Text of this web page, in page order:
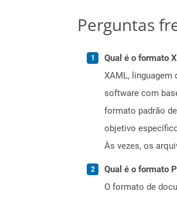
Perguntas
Qual é o formato
XAML,
software com
formato padrão
objetivo
Às vezes, os
Qual é o formato
O formato de